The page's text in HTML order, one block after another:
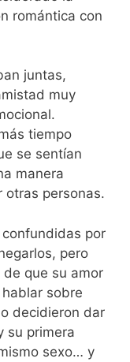
romántica con
juntas,
muy
tiempo
se sentían
manera
otras personas.
por
pero
que su amor
sobre
decidieron dar
su primera
sexo… y